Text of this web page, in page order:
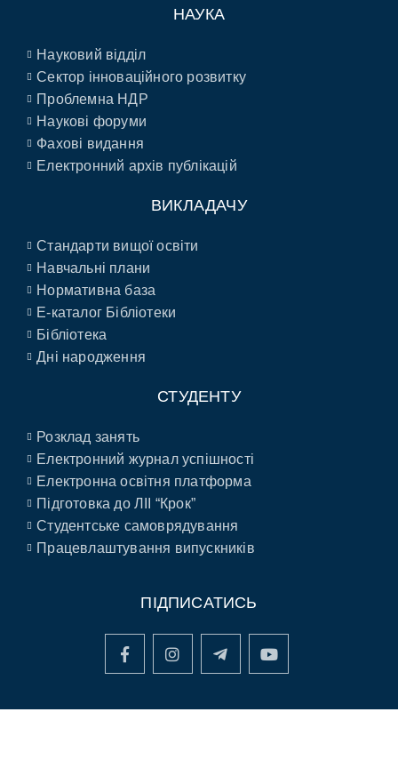
НАУКА
Науковий відділ
Сектор інноваційного розвитку
Проблемна НДР
Наукові форуми
Фахові видання
Електронний архів публікацій
ВИКЛАДАЧУ
Стандарти вищої освіти
Навчальні плани
Нормативна база
E-каталог Бібліотеки
Бібліотека
Дні народження
СТУДЕНТУ
Розклад занять
Електронний журнал успішності
Електронна освітня платформа
Підготовка до ЛІІ “Крок”
Студентське самоврядування
Працевлаштування випускників
ПІДПИСАТИСЬ